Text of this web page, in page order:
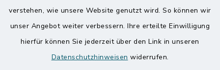
verstehen, wie unsere Website genutzt wird. So können wir
unser Angebot weiter verbessern. Ihre erteilte Einwilligung
hierfür können Sie jederzeit über den Link in unseren
Datenschutzhinweisen widerrufen.
Kontakt